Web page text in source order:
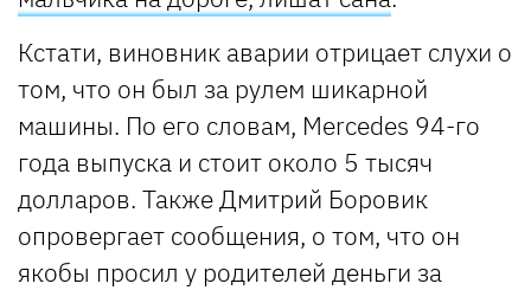
Кстати, виновник аварии отрицает слухи о
том, что он был за рулем шикарной
машины. По его словам, Mercedes 94-го
года выпуска и стоит около 5 тысяч
долларов. Также Дмитрий Боровик
опровергает сообщения, о том, что он
якобы просил у родителей деньги за